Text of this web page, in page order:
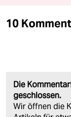
10
Die
geschlossen.
Wir öffnen die